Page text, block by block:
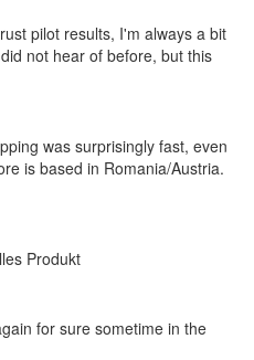
pilot results, I'm always a bit
not hear of before, but this
was surprisingly fast, even
is based in Romania/Austria.
Produkt
for sure sometime in the